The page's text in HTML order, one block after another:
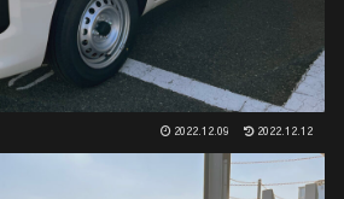
2022.12.09 2022.12.12